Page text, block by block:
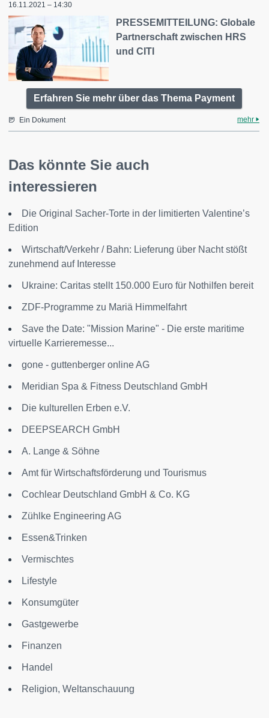
16.11.2021 – 14:30
PRESSEMITTEILUNG: Globale
Partnerschaft zwischen HRS
und CITI
Erfahren Sie mehr über das Thema Payment
Ein Dokument mehr
Das könnte Sie auch
interessieren
Die Original Sacher-Torte in der limitierten Valentine’s
Edition
Wirtschaft/Verkehr / Bahn: Lieferung über Nacht stößt
zunehmend auf Interesse
Ukraine: Caritas stellt 150.000 Euro für Nothilfen bereit
ZDF-Programme zu Mariä Himmelfahrt
Save the Date: "Mission Marine" - Die erste maritime
virtuelle Karrieremesse...
gone - guttenberger online AG
Meridian Spa & Fitness Deutschland GmbH
Die kulturellen Erben e.V.
DEEPSEARCH GmbH
A. Lange & Söhne
Amt für Wirtschaftsförderung und Tourismus
Cochlear Deutschland GmbH & Co. KG
Zühlke Engineering AG
Essen&Trinken
Vermischtes
Lifestyle
Konsumgüter
Gastgewerbe
Finanzen
Handel
Religion, Weltanschauung